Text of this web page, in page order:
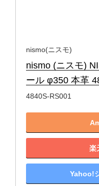
nismo(ニスモ)
nismo (ニスモ)
ール φ350 本革
4840S-RS001
楽
Yahoo!